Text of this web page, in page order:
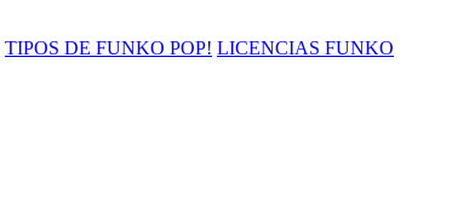
TIPOS DE FUNKO POP! LICENCIAS FUNKO